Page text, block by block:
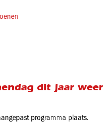
dit jaar weer
programma plaats.